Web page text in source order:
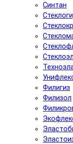
Синтан
Филигиз
Филизол